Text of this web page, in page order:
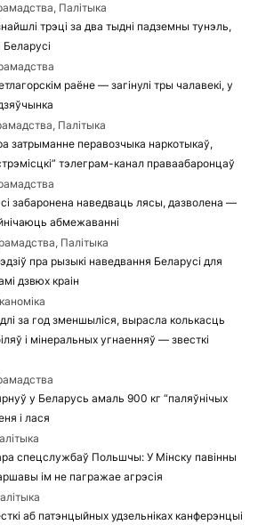
Палітыка
трэці за два тыдні падземны тунэль,
Беларусі
раёне — загінулі тры чалавекі, у
Палітыка
затрыманне перавозчыка наркотыкаў,
тэлеграм-канал праваабаронцаў
забаронена наведваць лясы, дазволена —
абмежаванні
Палітыка
пра рызыкі наведвання Беларусі для
дзвюх краін
за год зменшыліся, вырасла колькасць
і мінеральных угнаенняў — звесткі
у Беларусь амаль 900 кг “паляўнічых
і лася
спецслужбаў Польшчы: У Мінску павінны
ім не пагражае агрэсія
аб патэнцыйных удзельніках канферэнцыі